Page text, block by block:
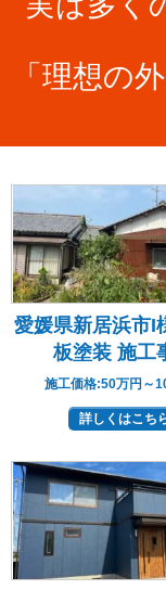
「理想の
愛媛県新居浜市
板塗装 施工
施工価格:50万円～
詳しくはこち